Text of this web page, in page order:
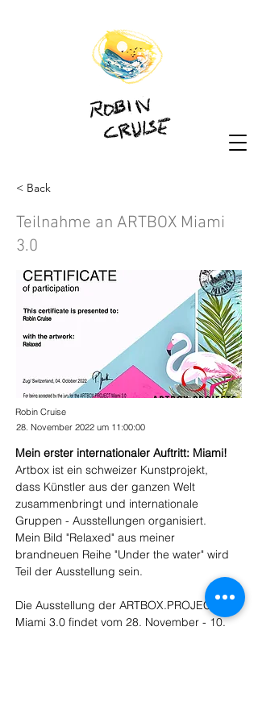
< Back
Teilnahme an ARTBOX Miami
3.0
Robin Cruise
28. November 2022 um 11:00:00
Mein erster internationaler Auftritt: Miami!
Artbox ist ein schweizer Kunstprojekt,
dass Künstler aus der ganzen Welt
zusammenbringt und internationale
Gruppen - Ausstellungen organisiert.
Mein Bild "Relaxed" aus meiner
brandneuen Reihe "Under the water" wird
Teil der Ausstellung sein.
Die Ausstellung der ARTBOX.PROJECT
Miami 3.0 findet vom 28. November - 10.